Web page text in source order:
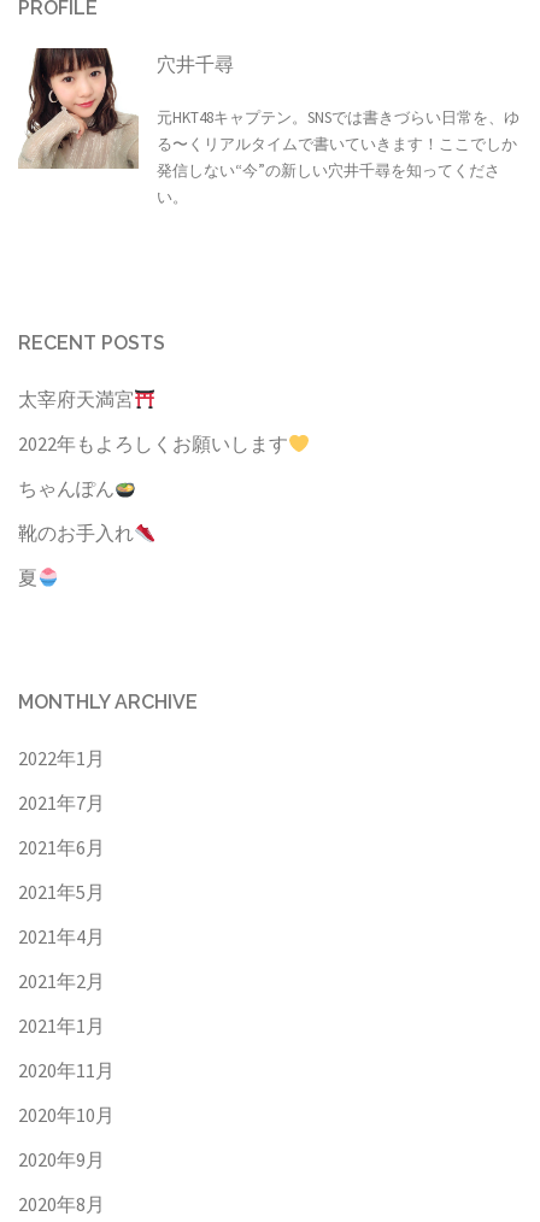
PROFILE
穴井千尋
元HKT48キャプテン。SNSでは書きづらい日常を、ゆ
る〜くリアルタイムで書いていきます！ここでしか
発信しない“今”の新しい穴井千尋を知ってくださ
い。
RECENT POSTS
太宰府天満宮
2022年もよろしくお願いします
ちゃんぽん
靴のお手入れ
夏
MONTHLY ARCHIVE
2022年1月
2021年7月
2021年6月
2021年5月
2021年4月
2021年2月
2021年1月
2020年11月
2020年10月
2020年9月
2020年8月